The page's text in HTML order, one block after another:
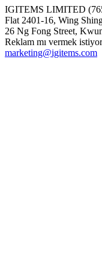
IGITEMS LIMITED
Flat 2401-16, Wing
26 Ng Fong Street,
Reklam mı vermek
marketing@igitems.com